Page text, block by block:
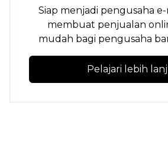
Siap menjadi pengusaha e-
membuat penjualan
mudah bagi pengusaha
Pelajari lebih